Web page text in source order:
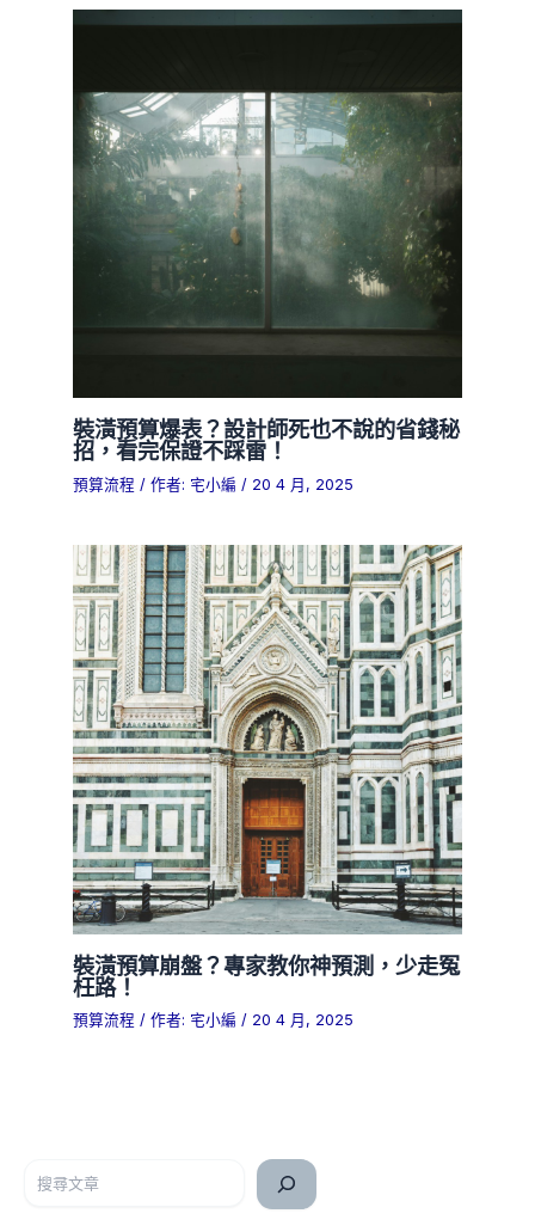
裝潢預算爆表？設計師死也不說的省錢秘
招，看完保證不踩雷！
預算流程 / 作者: 宅小編 / 20 4 月, 2025
裝潢預算崩盤？專家教你神預測，少走冤
枉路！
預算流程 / 作者: 宅小編/ 20 4 月, 2025